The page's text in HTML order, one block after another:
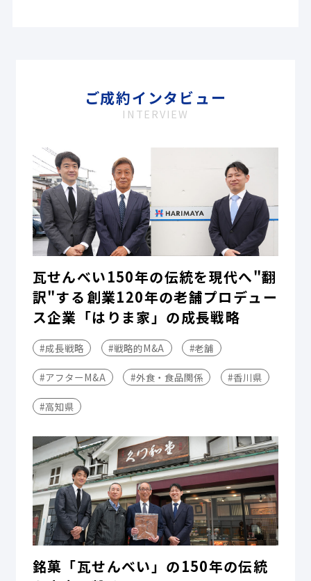
ご成約インタビュー
INTERVIEW
瓦せんべい150年の伝統を現代へ"翻
訳"する――創業120年の老舗プロデュー
ス企業「はりま家」の成長戦略
#成長戦略 #戦略的M&A #老舗
#アフターM&A #外食・食品関係 #香川県
#高知県
銘菓「瓦せんべい」の150年の伝統